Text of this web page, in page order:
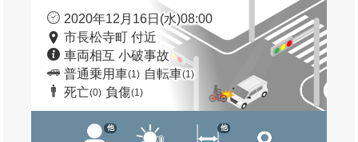
2020年12月16日(水)08:00
市長松寺町 付近
車両相互 小破事故
普通乗用車(1) 自転車(1)
死亡(0) 負傷(1)
他 他